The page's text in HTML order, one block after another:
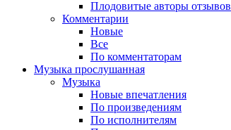
Плодовитые авторы отзывов
Комментарии
Новые
Все
По комментаторам
Музыка прослушанная
Музыка
Новые впечатления
По произведениям
По исполнителям